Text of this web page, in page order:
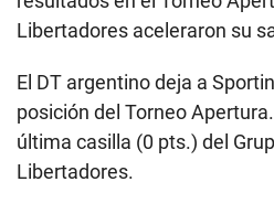
Libertadores aceleraron su
El DT argentino deja a
posición del Torneo
última casilla (0 pts.) del
Libertadores.